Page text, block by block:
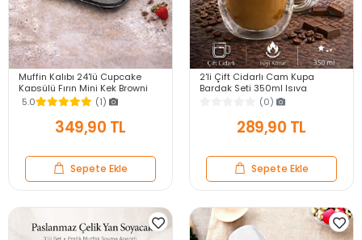
Muffin Kalıbı 24'lü Cupcake
Kapsülü Fırın Mini Kek Browni
Kekstra Kurabiye Kalıbı Muffin
Baking Pan
5.0 (1)
349,90 TL
Sepete Ekle
2'li Çift Cidarlı Cam Kupa
Bardak Seti 350ml Isıya
Dayanıklı Espresso Sunum
Kulplu Kahve Bardağı
(0)
289,90 TL
Sepete Ekle